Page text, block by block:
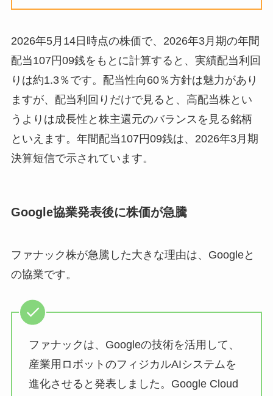
2026年5月14日時点の株価で、2026年3月期の年間
配当107円09銭をもとに計算すると、実績配当利回
りは約1.3％です。配当性向60％方針は魅力があり
ますが、配当利回りだけで見ると、高配当株とい
うよりは成長性と株主還元のバランスを見る銘柄
といえます。年間配当107円09銭は、2026年3月期
決算短信で示されています。
Google協業発表後に株価が急騰
ファナック株が急騰した大きな理由は、Googleと
の協業です。
ファナックは、Googleの技術を活用して、
産業用ロボットのフィジカルAIシステムを
進化させると発表しました。Google Cloud